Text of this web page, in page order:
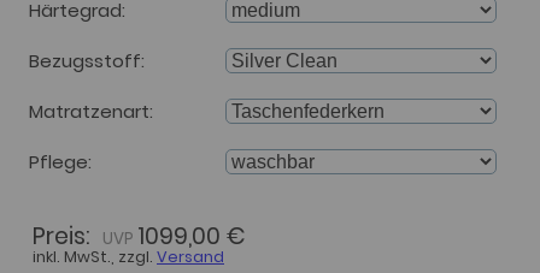
Härtegrad
Bezugsstoff
Matratzenart
Pflege
Preis: 1099,00 €
inkl. MwSt., zzgl. Versand